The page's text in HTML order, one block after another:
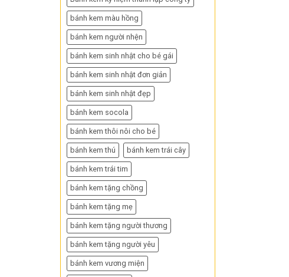
bánh kem màu hồng
bánh kem người nhện
bánh kem sinh nhật cho bé gái
bánh kem sinh nhật đơn giản
bánh kem sinh nhật đẹp
bánh kem socola
bánh kem thôi nôi cho bé
bánh kem thú bánh kem trái cây
bánh kem trái tim
bánh kem tặng chồng
bánh kem tặng mẹ
bánh kem tặng người thương
bánh kem tặng người yêu
bánh kem vương miện